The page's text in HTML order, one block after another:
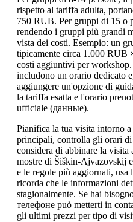
rispetto al tariffa adulta,
750 RUB. Per gruppi di 15 o
rendendo i gruppi più grandi
vista dei costi. Esempio: un
tipicamente circa 1.000 RUB
costi aggiuntivi per
includono un orario dedicato
aggiungere un'opzione di
la tariffa esatta e l'orario
ufficiale (данные).
Pianifica la tua visita intorno
principali, controlla gli orari
considera di abbinare la visita
mostre di Šiškin-Ajvazovskij
e le regole più aggiornati,
ricorda che le informazioni
stagionalmente. Se hai
телeфоне può metterti in
gli ultimi prezzi per tipo di